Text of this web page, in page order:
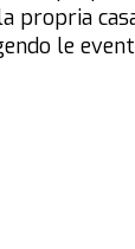
propria
le